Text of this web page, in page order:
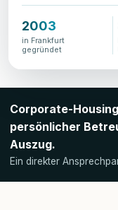
2003
in Frankfurt
gegründet
Corporate-
persönlicher
Auszug.
Ein direkter